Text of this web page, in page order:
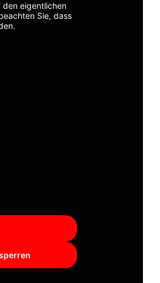
den eigentlichen
Sie, dass